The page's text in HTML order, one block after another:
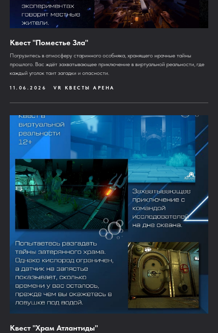
Квест "Поместье Зла"
Погрузитесь в атмосферу старинного особняка, хранящего мрачные тайны
прошлого. Вас ждёт захватывающее приключение в виртуальной реальности, где
каждый уголок таит загадки и опасности.
11.06.2026 VR КВЕСТЫ АРЕНА
Квест "Храм Атлантиды"